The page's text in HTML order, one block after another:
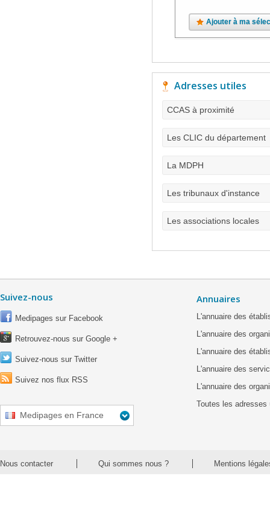
Ajouter à ma
Adresses utiles
CCAS à proximité
Les CLIC du département
La MDPH
Les tribunaux d'instance
Les associations locales
Suivez-nous
Medipages sur Facebook
Retrouvez-nous sur Google +
Suivez-nous sur Twitter
Suivez nos flux RSS
Medipages en France
Annuaires
L'annuaire des
L'annuaire des
L'annuaire des
L'annuaire des
L'annuaire des
Toutes les adresses
Nous contacter Qui sommes nous ? Mentions